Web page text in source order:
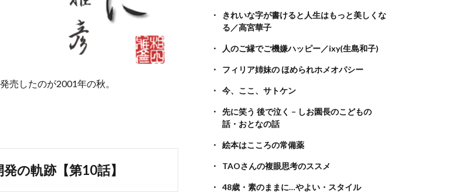
売したのが2001年の秋。
の軌跡【第10話】
きれいな字が書けると人生はもっと美しくな
る／高宮華子
人のご縁でご機嫌ハッピー／ixy(生島和子)
フィリア姉妹の ほめられホメオパシー
今、ここ、サトケン
先に笑う 後で泣く – しお園長のこどもの
話・おとなの話
絵本はこころの常備薬
TAOさんの複眼思考のススメ
48歳・素のままに…やよい・スタイル